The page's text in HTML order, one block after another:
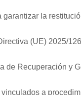
la
(UE) 2025/
de Recuperación y
a